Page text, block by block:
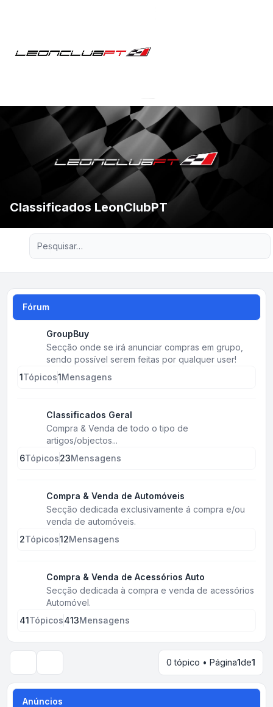
Classificados LeonClubPT
Pesquisa avançada
Fórum
GroupBuy
Secção onde se irá anunciar compras em grupo,
sendo possível serem feitas por qualquer user!
1Tópicos1Mensagens
Classificados Geral
Compra & Venda de todo o tipo de
artigos/objectos...
6Tópicos23Mensagens
Compra & Venda de Automóveis
Secção dedicada exclusivamente á compra e/ou
venda de automóveis.
2Tópicos12Mensagens
Compra & Venda de Acessórios Auto
Secção dedicada à compra e venda de acessórios
Automóvel.
41Tópicos413Mensagens
0 tópico • Página1de1
Anúncios